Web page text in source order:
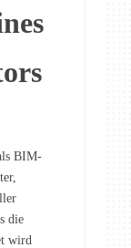
BIM-
die
wird